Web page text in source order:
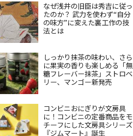
なぜ浅井の旧臣は秀吉に従っ
たのか？ 武力を使わず“自分
の味方”に変えた裏工作の技
法とは
しっかり抹茶の味わい、さら
に果実の香りも楽しめる「無
糖フレーバー抹茶」ストロベ
リー、マンゴー新発売
コンビニおにぎりが文房具
に！コンビニの定番商品をモ
チーフにした文房具シリーズ
『ジムマート』誕生